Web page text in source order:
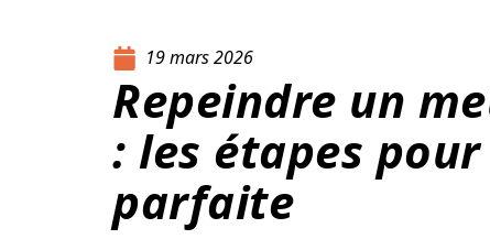
19 mars 2026
Repeindre un
: les étapes
parfaite